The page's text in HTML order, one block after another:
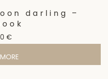
darling –
€